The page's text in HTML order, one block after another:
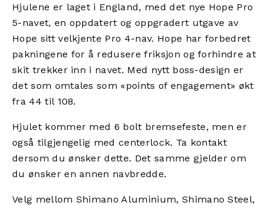
Hjulene er laget i England, med det nye Hope Pro
5-navet, en oppdatert og oppgradert utgave av
Hope sitt velkjente Pro 4-nav. Hope har forbedret
pakningene for å redusere friksjon og forhindre at
skit trekker inn i navet. Med nytt boss-design er
det som omtales som «points of engagement» økt
fra 44 til 108.
Hjulet kommer med 6 bolt bremsefeste, men er
også tilgjengelig med centerlock. Ta kontakt
dersom du ønsker dette. Det samme gjelder om
du ønsker en annen navbredde.
Velg mellom Shimano Aluminium, Shimano Steel,